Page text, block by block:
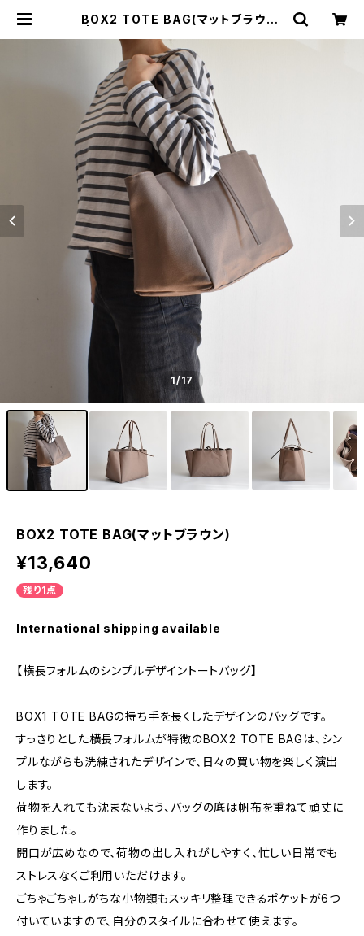
BOX2 TOTE BAG(マットブラウン)
トリップ）ONLINE STORE
1/17
BOX2 TOTE BAG(マットブラウン)
¥13,640
残り1点
International shipping available
【横長フォルムのシンプルデザイントートバッグ】
BOX1 TOTE BAGの持ち手を長くしたデザインのバッグです。
すっきりとした横長フォルムが特徴のBOX2 TOTE BAGは、シン
プルながらも洗練されたデザインで、日々の買い物を楽しく演出
します。
荷物を入れても沈まないよう、バッグの底は帆布を重ねて頑丈に
作りました。
開口が広めなので、荷物の出し入れがしやすく、忙しい日常でも
ストレスなくご利用いただけます。
ごちゃごちゃしがちな小物類もスッキリ整理できるポケットが6つ
付いていますので、自分のスタイルに合わせて使えます。